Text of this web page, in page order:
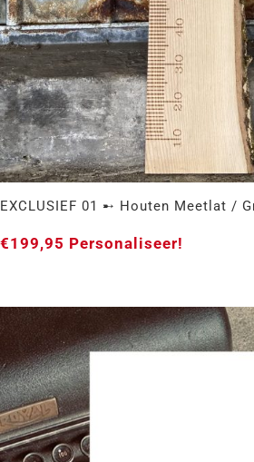
EXCLUSIEF 01 ➸ Houten Meetlat /
€199,95 Personaliseer!